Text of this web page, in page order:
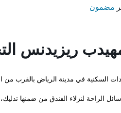
مضمون
ريزيدنس التخصصي 3
السكنية في مدينة الرياض بالقرب من الأماكن
الراحة لنزلاء الفندق من ضمنها